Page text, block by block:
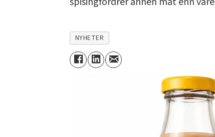
NYHETER